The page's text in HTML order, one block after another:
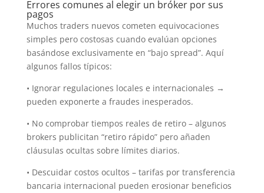
Errores comunes al elegir un bróker por sus
pagos
Muchos traders nuevos cometen equivocaciones
simples pero costosas cuando evalúan opciones
basándose exclusivamente en “bajo spread”. Aquí
algunos fallos típicos:
• Ignorar regulaciones locales e internacionales →
pueden exponerte a fraudes inesperados.
• No comprobar tiempos reales de retiro – algunos
brokers publicitan “retiro rápido” pero añaden
cláusulas ocultas sobre límites diarios.
• Descuidar costos ocultos – tarifas por transferencia
bancaria internacional pueden erosionar beneficios